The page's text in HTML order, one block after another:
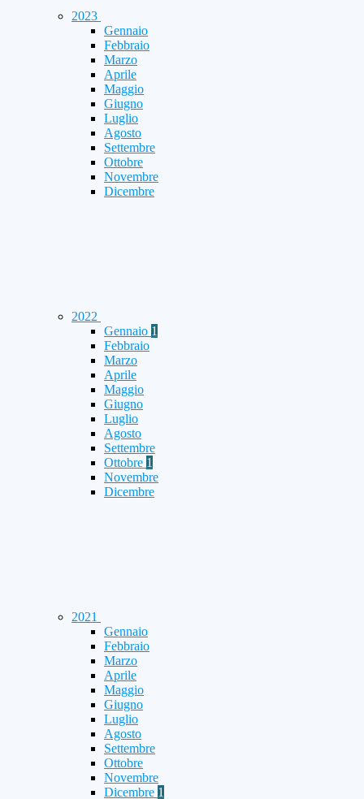
2023
Gennaio
Febbraio
Marzo
Aprile
Maggio
Giugno
Luglio
Agosto
Settembre
Ottobre
Novembre
Dicembre
2022
Gennaio 1
Febbraio
Marzo
Aprile
Maggio
Giugno
Luglio
Agosto
Settembre
Ottobre 1
Novembre
Dicembre
2021
Gennaio
Febbraio
Marzo
Aprile
Maggio
Giugno
Luglio
Agosto
Settembre
Ottobre
Novembre
Dicembre 1